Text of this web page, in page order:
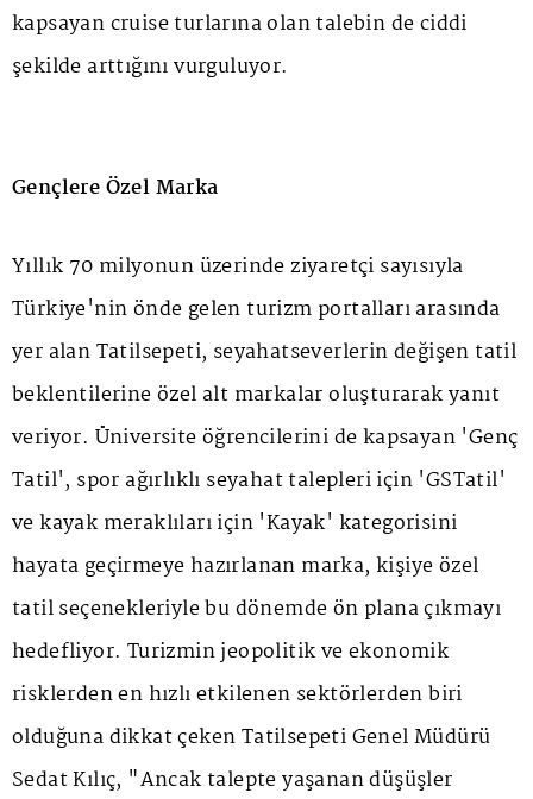
kapsayan cruise turlarına olan talebin de ciddi
şekilde arttığını vurguluyor.
Gençlere Özel Marka
Yıllık 70 milyonun üzerinde ziyaretçi sayısıyla
Türkiye'nin önde gelen turizm portalları arasında
yer alan Tatilsepeti, seyahatseverlerin değişen tatil
beklentilerine özel alt markalar oluşturarak yanıt
veriyor. Üniversite öğrencilerini de kapsayan 'Genç
Tatil', spor ağırlıklı seyahat talepleri için 'GSTatil'
ve kayak meraklıları için 'Kayak' kategorisini
hayata geçirmeye hazırlanan marka, kişiye özel
tatil seçenekleriyle bu dönemde ön plana çıkmayı
hedefliyor. Turizmin jeopolitik ve ekonomik
risklerden en hızlı etkilenen sektörlerden biri
olduğuna dikkat çeken Tatilsepeti Genel Müdürü
Sedat Kılıç, "Ancak talepte yaşanan düşüşler